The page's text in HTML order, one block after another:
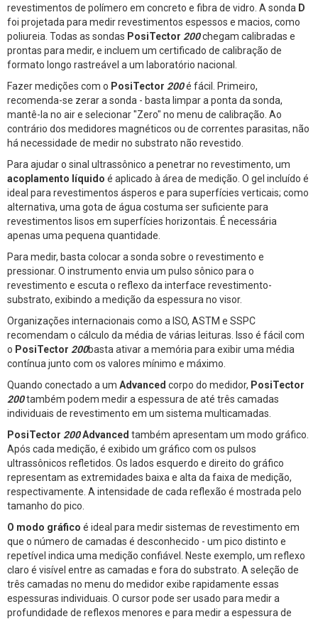
revestimentos de polímero em concreto e fibra de vidro. A sonda D
foi projetada para medir revestimentos espessos e macios, como
poliureia. Todas as sondas PosiTector 200chegam calibradas e
prontas para medir, e incluem um certificado de calibração de
formato longo rastreável a um laboratório nacional.
Fazer medições com o PosiTector 200é fácil. Primeiro,
recomenda-se zerar a sonda - basta limpar a ponta da sonda,
mantê-la no air e selecionar "Zero" no menu de calibração. Ao
contrário dos medidores magnéticos ou de correntes parasitas, não
há necessidade de medir no substrato não revestido.
Para ajudar o sinal ultrassônico a penetrar no revestimento, um
acoplamento líquido é aplicado à área de medição. O gel incluído é
ideal para revestimentos ásperos e para superfícies verticais; como
alternativa, uma gota de água costuma ser suficiente para
revestimentos lisos em superfícies horizontais. É necessária
apenas uma pequena quantidade.
Para medir, basta colocar a sonda sobre o revestimento e
pressionar. O instrumento envia um pulso sônico para o
revestimento e escuta o reflexo da interface revestimento-
substrato, exibindo a medição da espessura no visor.
Organizações internacionais como a ISO, ASTM e SSPC
recomendam o cálculo da média de várias leituras. Isso é fácil com
o PosiTector 200basta ativar a memória para exibir uma média
contínua junto com os valores mínimo e máximo.
Quando conectado a um Advanced corpo do medidor, PosiTector
200também podem medir a espessura de até três camadas
individuais de revestimento em um sistema multicamadas.
PosiTector 200Advanced também apresentam um modo gráfico.
Após cada medição, é exibido um gráfico com os pulsos
ultrassônicos refletidos. Os lados esquerdo e direito do gráfico
representam as extremidades baixa e alta da faixa de medição,
respectivamente. A intensidade de cada reflexão é mostrada pelo
tamanho do pico.
O modo gráfico é ideal para medir sistemas de revestimento em
que o número de camadas é desconhecido - um pico distinto e
repetível indica uma medição confiável. Neste exemplo, um reflexo
claro é visível entre as camadas e fora do substrato. A seleção de
três camadas no menu do medidor exibe rapidamente essas
espessuras individuais. O cursor pode ser usado para medir a
profundidade de reflexos menores e para medir a espessura de